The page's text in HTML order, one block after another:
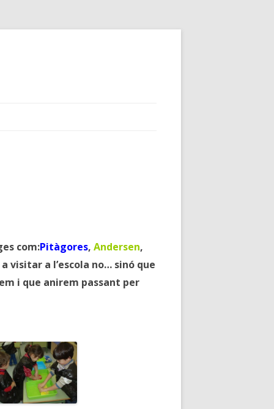
com:Pitàgores, Andersen,
visitar a l’escola no… sinó que
i que anirem passant per